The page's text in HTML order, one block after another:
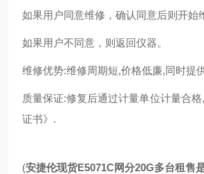
如果用户同意维修，确认同意后则开始
如果用户不同意，则返回仪器。
维修优势:维修周期短,价格低廉,同时提
质量保证:修复后通过计量单位计量合
证书》.
(安捷伦现货E5071C网分20G多台租售